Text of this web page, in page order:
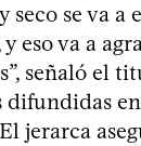
seco se va a
eso va a
señaló el
difundidas
jerarca